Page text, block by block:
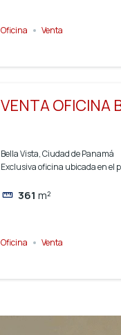
Oficina Venta
VENTA OFICINA
Bella Vista, Ciudad de Panamá
Exclusiva oficina ubicada en el
361 m²
Oficina Venta